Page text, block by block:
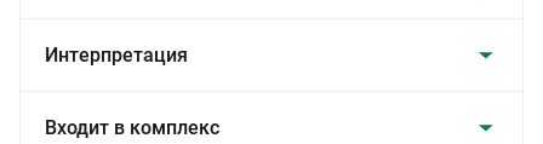
Интерпретация
Входит в комплекс